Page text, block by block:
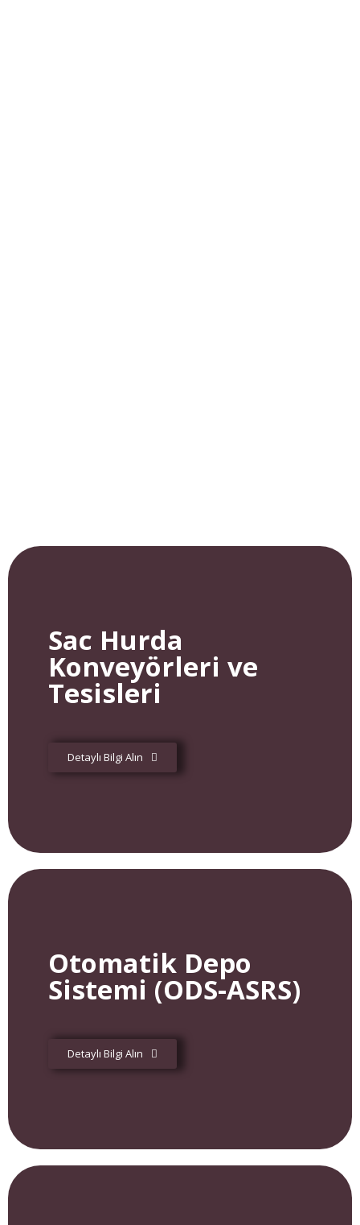
Sac Hurda
Konveyörleri ve
Tesisleri
Detaylı Bilgi Alın
Otomatik Depo
Sistemi (ODS-ASRS)
Detaylı Bilgi Alın